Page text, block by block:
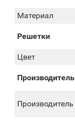
Материал
Решетки
Цвет
Производитель